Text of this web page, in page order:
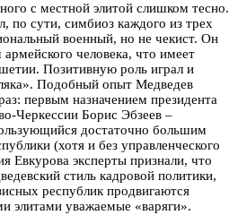
с местной элитой слишком тесно.
по сути, симбиоз каждого из трех
военный, но не чекист. Он
армейского человека, что имеет
Позитивную роль играл и
Подобный опыт Медведев
первым назначением президента
Черкессии Борис Эбзеев –
достаточно большим
(хотя и без управленческого
Евкурова эксперты признали, что
стиль кадровой политики,
республик продвигаются
элитами уважаемые «варяги».